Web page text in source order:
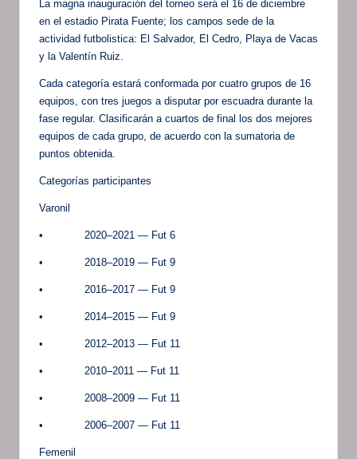
La magna inauguración del torneo será el 16 de diciembre
en el estadio Pirata Fuente; los campos sede de la
actividad futbolistica: El Salvador, El Cedro, Playa de Vacas
y la Valentín Ruiz.
Cada categoría estará conformada por cuatro grupos de 16
equipos, con tres juegos a disputar por escuadra durante la
fase regular. Clasificarán a cuartos de final los dos mejores
equipos de cada grupo, de acuerdo con la sumatoria de
puntos obtenida.
Categorías participantes
Varonil
• 2020–2021 — Fut 6
• 2018–2019 — Fut 9
• 2016–2017 — Fut 9
• 2014–2015 — Fut 9
• 2012–2013 — Fut 11
• 2010–2011 — Fut 11
• 2008–2009 — Fut 11
• 2006–2007 — Fut 11
Femenil